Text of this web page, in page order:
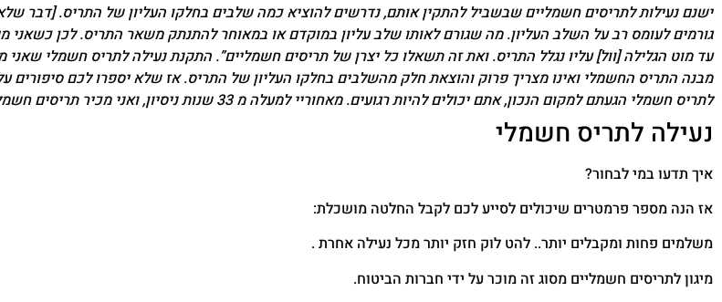
ישנם נעילות לתריסים חשמליים שבשביל להתקין אותם, נדרשים להוציא כמה שלבים בחלקו העליון של התריס. [דבר
גורמים לעומס רב על השלב העליון. מה שגורם לאותו שלב עליון במוקדם או במאוחר להתנתק משאר התריס. לכן כשאני
עד מוט הגלילה [וול] עליו נגלל התריס. ואת זה תשאלו כל יצרן של תריסים חשמליים”. התקנת נעילה לתריס חשמלי
מבנה התריס החשמלי ואינו מצריך פרוק והוצאת חלק מהשלבים בחלקו העליון של התריס. אז שלא יספרו לכם סיפורים
לתריס חשמלי הגעתם למקום הנכון, אתם יכולים להיות רגועים. מאחוריי למעלה מ 33 שנות ניסיון, ואני מכיר תריסים חשמליים מדור ראשון ועד דור אחרון כמו את כפות ידי.
נעילה לתריס חשמלי
איך תדעו במי לבחור?
אז הנה מספר פרמטרים שיכולים לסייע לכם לקבל החלטה מושכלת:
משלמים פחות ומקבלים יותר.. להט לוק חזק יותר מכל נעילה אחרת .
מיגון לתריסים חשמליים מסוג זה מוכר על ידי חברות הביטוח.